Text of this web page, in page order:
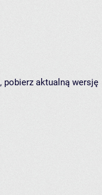
pobierz aktualną wersję